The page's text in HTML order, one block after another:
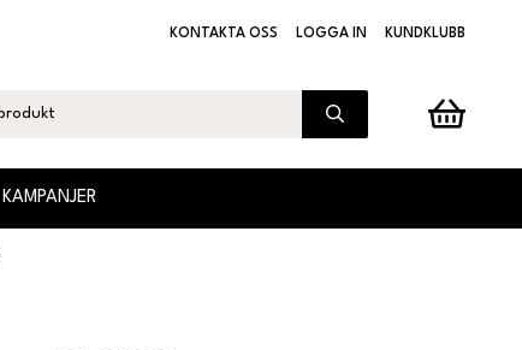
KONTAKTA OSS LOGGA IN KUNDKLUBB
KAMPANJER